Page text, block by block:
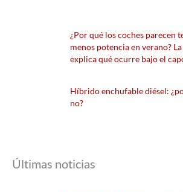
¿Por qué los coches parecen
menos potencia en verano?
explica qué ocurre bajo el
Híbrido enchufable diésel:
no?
Últimas noticias